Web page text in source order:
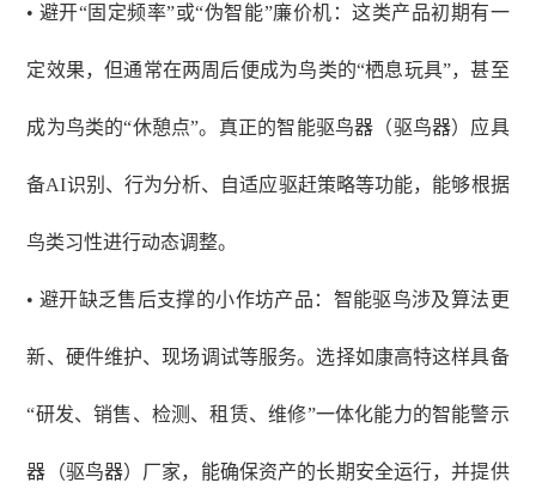
• 避开“固定频率”或“伪智能”廉价机：这类产品初期有一
定效果，但通常在两周后便成为鸟类的“栖息玩具”，甚至
成为鸟类的“休憩点”。真正的智能驱鸟器（驱鸟器）应具
备AI识别、行为分析、自适应驱赶策略等功能，能够根据
鸟类习性进行动态调整。
• 避开缺乏售后支撑的小作坊产品：智能驱鸟涉及算法更
新、硬件维护、现场调试等服务。选择如康高特这样具备
“研发、销售、检测、租赁、维修”一体化能力的智能警示
器（驱鸟器）厂家，能确保资产的长期安全运行，并提供